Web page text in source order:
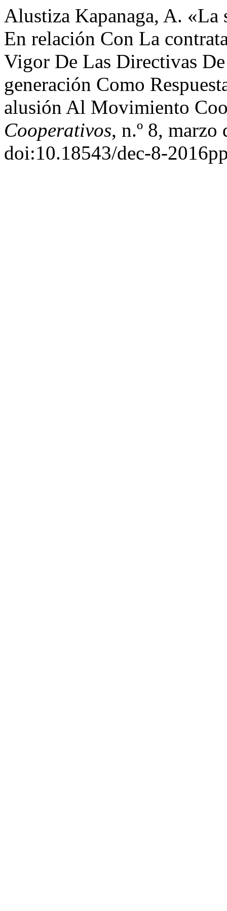
Alustiza Kapanaga, A.
En relación Con La
Vigor De Las Directivas
generación Como
alusión Al Movimiento
Cooperativos, n.º 8,
doi:10.18543/dec-8-